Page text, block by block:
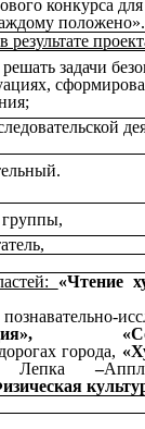
конкурса
положено».
задачи
группы,
«Чтение
города,
Лепка –